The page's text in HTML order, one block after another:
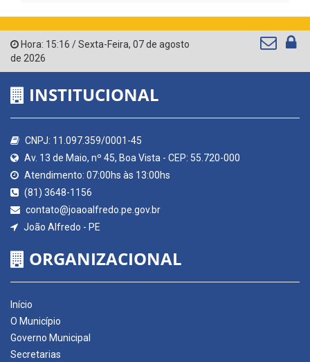
Hora: 15:16 /Sexta-Feira, 07 de agosto
de 2026
INSTITUCIONAL
CNPJ: 11.097.359/0001-45
Av. 13 de Maio, nº 45, Boa Vista - CEP: 55.720-000
Atendimento: 07:00hs às 13:00hs
(81) 3648-1156
contato@joaoalfredo.pe.gov.br
João Alfredo - PE
ORGANIZACIONAL
Início
O Município
Governo Municipal
Secretarias